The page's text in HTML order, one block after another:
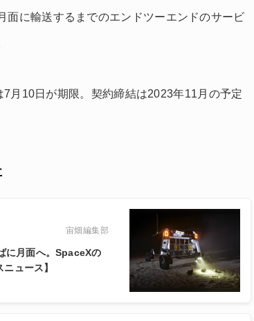
面に輸送するまでのエンドツーエンドのサービ
月10日が期限。契約締結は2023年11月の予定
宙畑編集部
に月面へ。SpaceXの
ュース】